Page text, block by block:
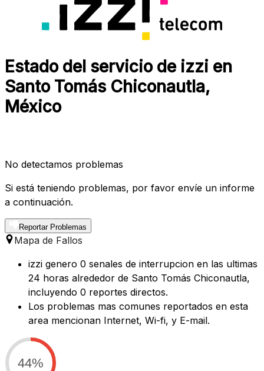
Estado del servicio de izzi en
Santo Tomás Chiconautla,
México
No detectamos problemas
Si está teniendo problemas, por favor envíe un informe
a continuación.
Reportar Problemas
Mapa de Fallos
izzi genero 0 senales de interrupcion en las ultimas
24 horas alrededor de Santo Tomás Chiconautla,
incluyendo 0 reportes directos.
Los problemas mas comunes reportados en esta
area mencionan Internet, Wi-fi, y E-mail.
44%